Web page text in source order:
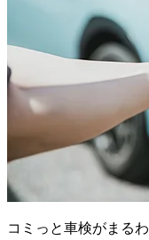
コミっと車検がまるわ